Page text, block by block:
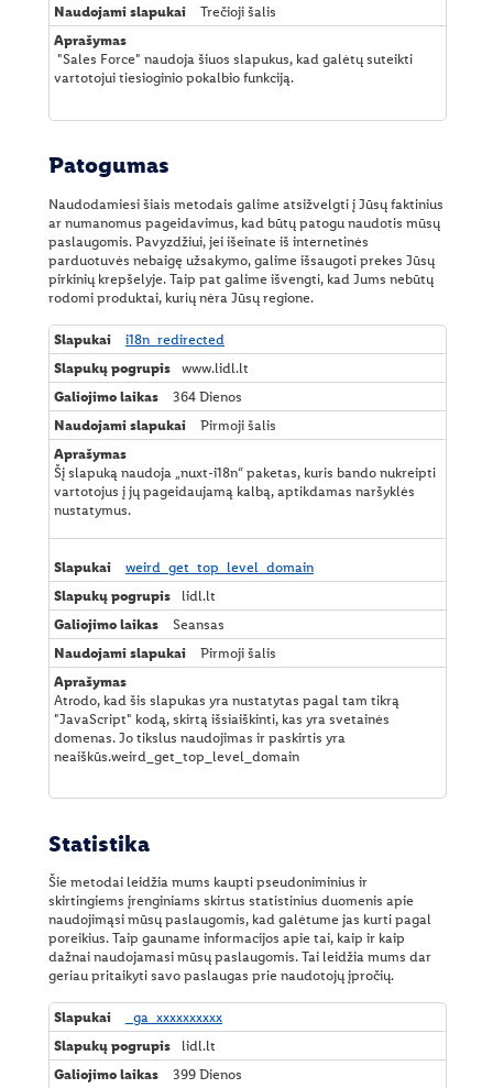
Trečioji šalis
"Sales Force" naudoja šiuos slapukus, kad galėtų suteikti
vartotojui tiesioginio pokalbio funkciją.
Patogumas
Naudodamiesi šiais metodais galime atsižvelgti į Jūsų faktinius
ar numanomus pageidavimus, kad būtų patogu naudotis mūsų
paslaugomis. Pavyzdžiui, jei išeinate iš internetinės
parduotuvės nebaigę užsakymo, galime išsaugoti prekes Jūsų
pirkinių krepšelyje. Taip pat galime išvengti, kad Jums nebūtų
rodomi produktai, kurių nėra Jūsų regione.
P
a
o
g
u
m
a
i18n_redirected
www.lidl.lt
364 Dienos
Pirmoji šalis
Šį slapuką naudoja „nuxt-i18n“ paketas, kuris bando nukreipti
vartotojus į jų pageidaujamą kalbą, aptikdamas naršyklės
nustatymus.
weird_get_top_level_domain
lidl.lt
Seansas
Pirmoji šalis
Atrodo, kad šis slapukas yra nustatytas pagal tam tikrą
"JavaScript" kodą, skirtą išsiaiškinti, kas yra svetainės
domenas. Jo tikslus naudojimas ir paskirtis yra
neaiškūs.weird_get_top_level_domain
Statistika
Šie metodai leidžia mums kaupti pseudoniminius ir
skirtingiems įrenginiams skirtus statistinius duomenis apie
naudojimąsi mūsų paslaugomis, kad galėtume jas kurti pagal
poreikius. Taip gauname informacijos apie tai, kaip ir kaip
dažnai naudojamasi mūsų paslaugomis. Tai leidžia mums dar
geriau pritaikyti savo paslaugas prie naudotojų įpročių.
S
t
a
_ga_xxxxxxxxxx
lidl.lt
399 Dienos